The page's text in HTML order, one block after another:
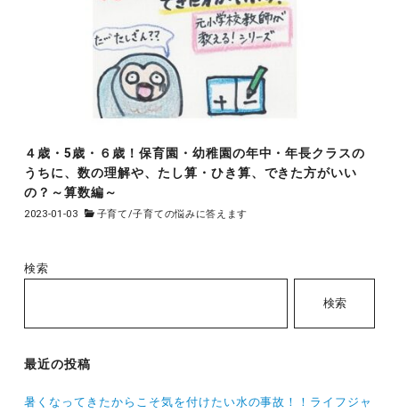
４歳・5歳・６歳！保育園・幼稚園の年中・年長クラスの
うちに、数の理解や、たし算・ひき算、できた方がいい
の？～算数編～
2023-01-03 子育て/子育ての悩みに答えます
検索
検索
最近の投稿
暑くなってきたからこそ気を付けたい水の事故！！ライフジャ